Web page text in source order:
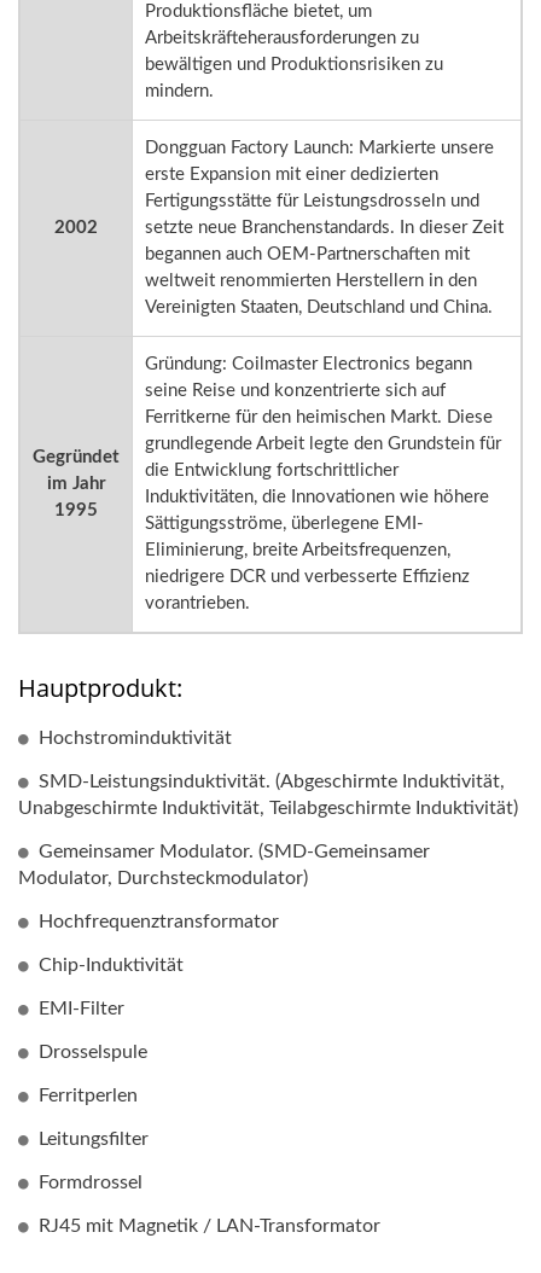
Produktionsfläche bietet, um
Arbeitskräfteherausforderungen zu
bewältigen und Produktionsrisiken zu
mindern.
2002
Dongguan Factory Launch: Markierte unsere
erste Expansion mit einer dedizierten
Fertigungsstätte für Leistungsdrosseln und
setzte neue Branchenstandards. In dieser Zeit
begannen auch OEM-Partnerschaften mit
weltweit renommierten Herstellern in den
Vereinigten Staaten, Deutschland und China.
Gegründet
im Jahr
1995
Gründung: Coilmaster Electronics begann
seine Reise und konzentrierte sich auf
Ferritkerne für den heimischen Markt. Diese
grundlegende Arbeit legte den Grundstein für
die Entwicklung fortschrittlicher
Induktivitäten, die Innovationen wie höhere
Sättigungsströme, überlegene EMI-
Eliminierung, breite Arbeitsfrequenzen,
niedrigere DCR und verbesserte Effizienz
vorantrieben.
Hauptprodukt:
Hochstrominduktivität
SMD-Leistungsinduktivität. (Abgeschirmte Induktivität,
Unabgeschirmte Induktivität, Teilabgeschirmte Induktivität)
Gemeinsamer Modulator. (SMD-Gemeinsamer
Modulator, Durchsteckmodulator)
Hochfrequenztransformator
Chip-Induktivität
EMI-Filter
Drosselspule
Ferritperlen
Leitungsfilter
Formdrossel
RJ45 mit Magnetik / LAN-Transformator